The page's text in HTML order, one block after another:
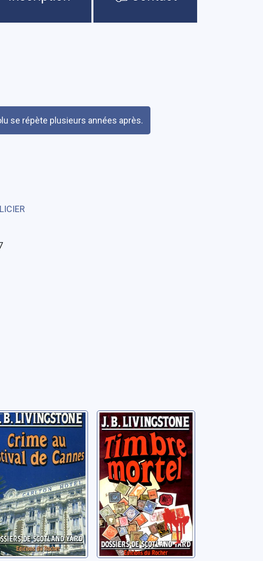
se répète plusieurs années après.
au festival
Cannes
J. B.
Timbre mortel
Livingstone, J. B.